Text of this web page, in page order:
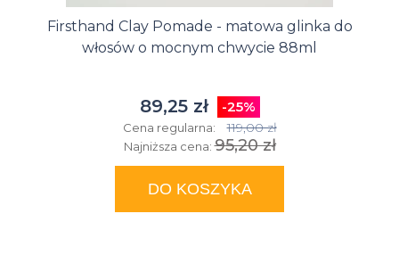
Firsthand Clay Pomade - matowa glinka do
włosów o mocnym chwycie 88ml
89,25 zł -25%
Cena regularna: 119,00 zł
Najniższa cena:95,20 zł
DO KOSZYKA